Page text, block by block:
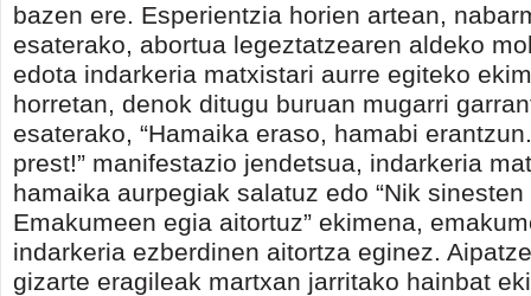
bazen ere. Esperientzia horien artean,
esaterako, abortua legeztatzearen aldeko
edota indarkeria matxistari aurre egiteko
horretan, denok ditugu buruan mugarri
esaterako, “Hamaika eraso, hamabi
prest!” manifestazio jendetsua, indarkeria
hamaika aurpegiak salatuz edo “Nik sinesten
Emakumeen egia aitortuz” ekimena,
indarkeria ezberdinen aitortza eginez.
gizarte eragileak martxan jarritako hainbat